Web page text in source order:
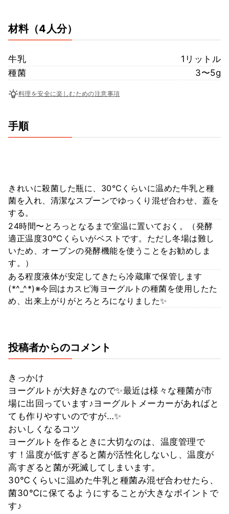
材料（4人分）
牛乳
1リットル
種菌
3〜5g
料理を安全に楽しむための注意事項
手順
きれいに殺菌した瓶に、30℃くらいに温めた牛乳と種
菌を入れ、清潔なスプーンでゆっくり混ぜ合わせ、蓋を
する。
24時間〜とろっとなるまで室温に置いておく。（発酵
適正温度30℃くらいがベストです。ただし冬場は難し
いため、オーブンの発酵機能を使うことをお勧めしま
す。）
ある程度液体が安定してきたら冷蔵庫で保管します
(*^_^*)※今回はカスピ海ヨーグルトの種菌を使用したた
め、出来上がりがとろとろになりました✨
投稿者からのコメント
きっかけ
ヨーグルトが大好きなので✨最近は様々な種菌が市
場に出回っています♪ヨーグルトメーカーがあればと
ても作りやすいのですが…✨
おいしくなるコツ
ヨーグルトを作るときに大切なのは、温度管理で
す！温度が低すぎると菌が活性化しないし、温度が
高すぎると菌が死滅してしまいます。
30℃くらいに温めた牛乳と種菌み混ぜ合わせたら、
菌30℃に保てるようにすることが大きなポイントで
す♪